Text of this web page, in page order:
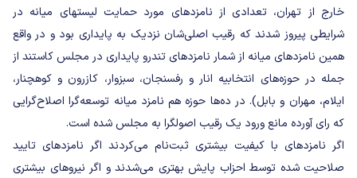
خارج از تهران‌، تعدادی از نامزدهای مورد حمایت لیستهای میانه در
شرایطی پیروز شدند که رقیب اصلی‌شان نزدیک به پایداری بود و در واقع
همین نامزدهای میانه از شمار نامزدهای تندرو پایداری در مجلس کاستند از
جمله در حوزه‌های انتخابیه انار و رفسنجان‌، سبزوار، کازرون و کوهچنار،
ایلام‌، مهران و بابل). در ده‌ها حوزه هم نامزد میانه توسعه‌گرا اصلاح‌گرایی
که رای آورده مانع ورود یک رقیب اصولگرا به مجلس شده است.
اگر نامزدهای با کیفیت بیشتری ثبت‌نام می‌کردند اگر نامزدهای تایید
صلاحیت شده توسط احزاب پایش بهتری می‌شدند و اگر نیروهای بیشتری